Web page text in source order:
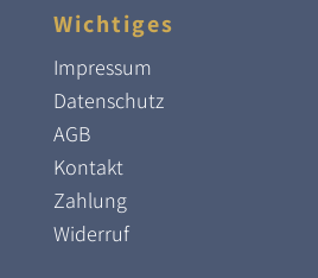
Wichtiges
Impressum
Datenschutz
AGB
Kontakt
Zahlung
Widerruf